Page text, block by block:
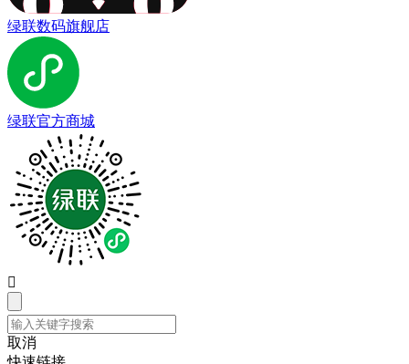
绿联数码旗舰店
绿联官方商城

取消